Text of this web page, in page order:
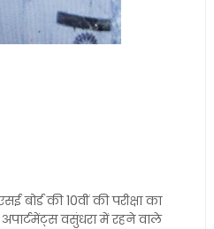
बोर्ड की 10वीं की परीक्षा का
अपार्टमेंट्स वसुंधरा में रहने वाले